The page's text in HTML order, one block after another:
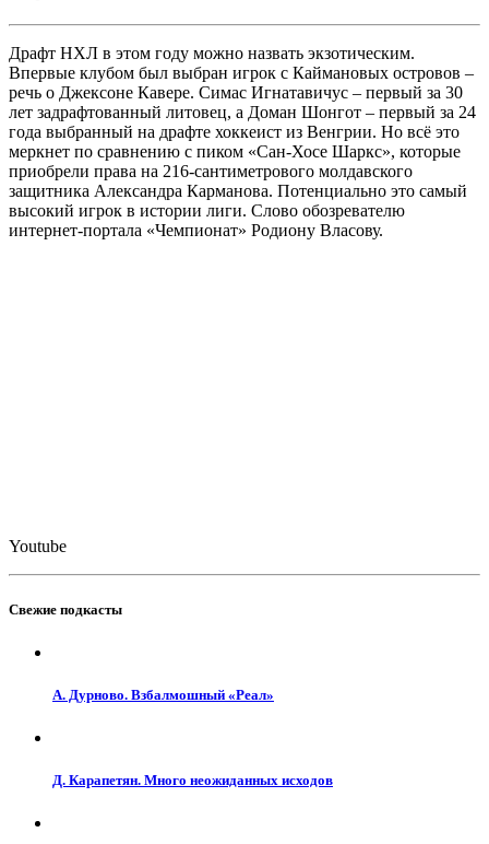
Драфт НХЛ в этом году можно назвать экзотическим.
Впервые клубом был выбран игрок с Каймановых островов –
речь о Джексоне Кавере. Симас Игнатавичус – первый за 30
лет задрафтованный литовец, а Доман Шонгот – первый за 24
года выбранный на драфте хоккеист из Венгрии. Но всё это
меркнет по сравнению с пиком «Сан-Хосе Шаркс», которые
приобрели права на 216-сантиметрового молдавского
защитника Александра Карманова. Потенциально это самый
высокий игрок в истории лиги. Слово обозревателю
интернет-портала «Чемпионат» Родиону Власову.
Youtube
Свежие подкасты
А. Дурново. Взбалмошный «Реал»
Д. Карапетян. Много неожиданных исходов